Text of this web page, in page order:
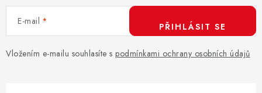
í
r
v
E-mail
Vložením e-mailu souhlasíte s podmínkami ochrany osobních údajů
PŘIHLÁSIT SE